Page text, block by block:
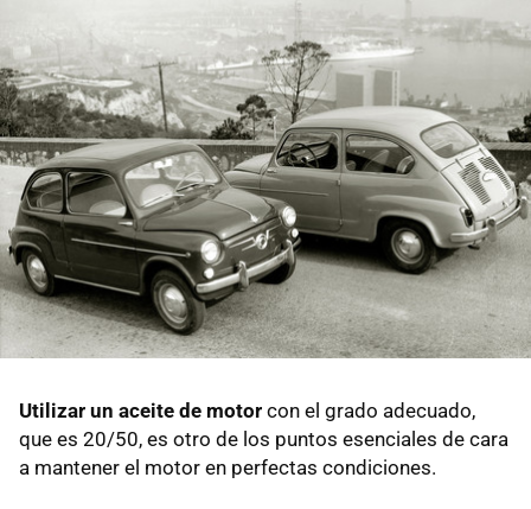
Utilizar un aceite de motor con el grado adecuado,
que es 20/50, es otro de los puntos esenciales de cara
a mantener el motor en perfectas condiciones.